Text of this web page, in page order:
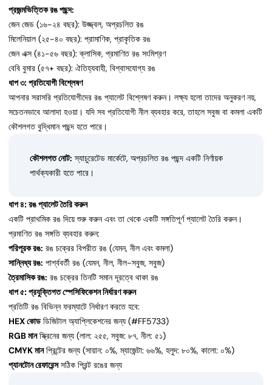
প্রজন্মভিত্তিক রঙ পছন্দ:
জেন জেড (১৬-২৪ বছর): উজ্জ্বল, অপ্রচলিত রঙ
মিলেনিয়াল (২৫-৪০ বছর): প্রামাণিক, প্রাকৃতিক রঙ
জেন এক্স (৪১-৫৬ বছর): ক্লাসিক, প্রমাণিত রঙ সংমিশ্রণ
বেবি বুমার (৫৭+ বছর): ঐতিহ্যবাহী, বিশ্বাসযোগ্য রঙ
ধাপ ৩: প্রতিযোগী বিশ্লেষণ
আপনার সরাসরি প্রতিযোগীদের রঙ প্যালেট বিশ্লেষণ করুন। লক্ষ্য হলো তাদের অনুকরণ নয়,
সচেতনভাবে আলাদা হওয়া। যদি সব প্রতিযোগী নীল ব্যবহার করে, তাহলে সবুজ বা কমলা একটি
কৌশলগত বুদ্ধিমান পছন্দ হতে পারে।
কৌশলগত নোট: স্যাচুরেটেড মার্কেটে, অপ্রচলিত রঙ পছন্দ একটি নির্ণায়ক
পার্থক্যকারী হতে পারে।
ধাপ ৪: রঙ প্যালেট তৈরি করুন
একটি প্রাথমিক রঙ দিয়ে শুরু করুন এবং তা থেকে একটি সঙ্গতিপূর্ণ প্যালেট তৈরি করুন।
প্রমাণিত রঙ সঙ্গতি ব্যবহার করুন:
পরিপূরক রঙ: রঙ চক্রের বিপরীত রঙ (যেমন, নীল এবং কমলা)
সান্নিধ্য রঙ: পার্শ্ববর্তী রঙ (যেমন, নীল, নীল-সবুজ, সবুজ)
ত্রৈমাসিক রঙ: রঙ চক্রের তিনটি সমান দূরত্বে থাকা রঙ
ধাপ ৫: প্রযুক্তিগত স্পেসিফিকেশন নির্ধারণ করুন
প্রতিটি রঙ বিভিন্ন ফরম্যাটে নির্ধারণ করতে হবে:
HEX কোডডিজিটাল অ্যাপ্লিকেশনের জন্য (#FF5733)
RGB মানস্ক্রিনের জন্য (লাল: ২৫৫, সবুজ: ৮৭, নীল: ৫১)
CMYK মানপ্রিন্টের জন্য (সায়ান: ০%, ম্যাজেন্টা: ৬৬%, হলুদ: ৮০%, কালো: ০%)
প্যানটোন রেফারেন্সসঠিক প্রিন্ট রঙের জন্য